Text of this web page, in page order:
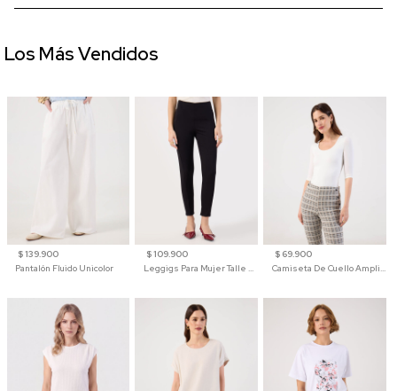
$ 139.900
Pantalón Fluido Unicolor
$ 109.900
Leggigs Para Mujer Talle Alto Liso
$ 69.900
Camiseta De Cuello Amplio Y Manga 3/4 Para Mujer
Los Más Vendidos